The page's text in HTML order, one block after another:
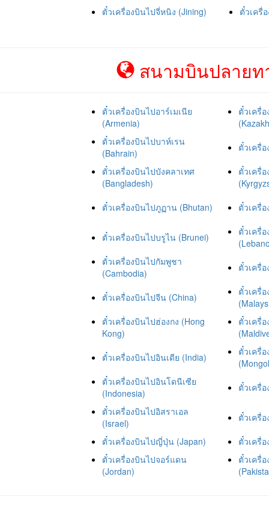
ตั๋วเครื่องบินไปจี่หนิง (Jining)
ตั๋วเครื่
สนามบินปลายท
ตั๋วเครื่องบินไปอาร์เมเนีย
(Armenia)
ตั๋วเครื่
ตั๋วเครื่องบินไปบาห์เรน
(Bahrain)
ตั๋วเครื่
ตั๋วเครื่องบินไปบังคลาเทศ
(Bangladesh)
ตั๋วเครื่
ตั๋วเครื่องบินไปภูฏาน (Bhutan)
ตั๋วเครื่
ตั๋วเครื่องบินไปบรูไน (Brunei)
ตั๋วเครื่
ตั๋วเครื่องบินไปกัมพูชา
(Cambodia)
ตั๋วเครื่
ตั๋วเครื่องบินไปจีน (China)
ตั๋วเครื่
ตั๋วเครื่องบินไปฮ่องกง (Hong
Kong)
ตั๋วเครื่
ตั๋วเครื่องบินไปอินเดีย (India)
ตั๋วเครื่
ตั๋วเครื่องบินไปอินโดนีเซีย
(Indonesia)
ตั๋วเครื่
ตั๋วเครื่องบินไปอิสราเอล
(Israel)
ตั๋วเครื่
ตั๋วเครื่องบินไปญี่ปุ่น (Japan)
ตั๋วเครื่
ตั๋วเครื่องบินไปจอร์แดน
(Jordan)
ตั๋วเครื่